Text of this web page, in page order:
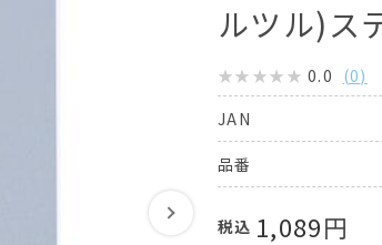
ルツル)ス
0.0 (0)
JAN
品番
税込 1,089円